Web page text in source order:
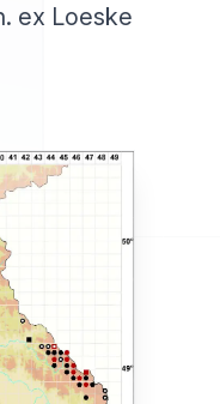
ex Loeske